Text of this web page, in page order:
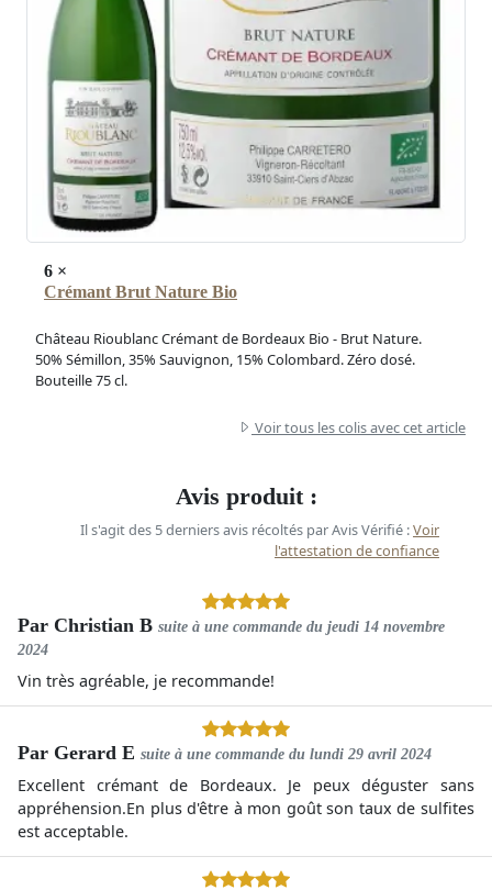
6 ×
Crémant Brut Nature Bio
Château Rioublanc Crémant de Bordeaux Bio - Brut Nature.
50% Sémillon, 35% Sauvignon, 15% Colombard. Zéro dosé.
Bouteille 75 cl.
Voir tous les colis avec cet article
Avis produit :
Il s'agit des 5 derniers avis récoltés par Avis Vérifié :Voir
l'attestation de confiance
Par Christian B suite à une commande du jeudi 14 novembre
2024
Vin très agréable, je recommande!
Par Gerard E suite à une commande du lundi 29 avril 2024
Excellent crémant de Bordeaux. Je peux déguster sans
appréhension.En plus d'être à mon goût son taux de sulfites
est acceptable.